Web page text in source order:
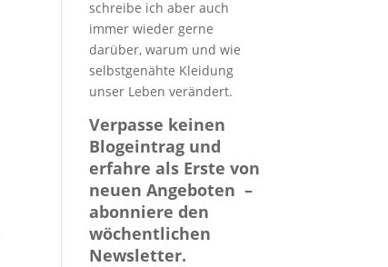
schreibe ich aber auch
immer wieder gerne
darüber, warum und wie
selbstgenähte Kleidung
unser Leben verändert.
Verpasse keinen
Blogeintrag und
erfahre als Erste von
neuen Angeboten –
abonniere den
wöchentlichen
Newsletter.